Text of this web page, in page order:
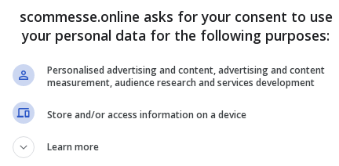
scommesse.online asks for your consent to use
your personal data for the following purposes:
Personalised advertising and content, advertising and content
measurement, audience research and services development
Store and/or access information on a device
Learn more